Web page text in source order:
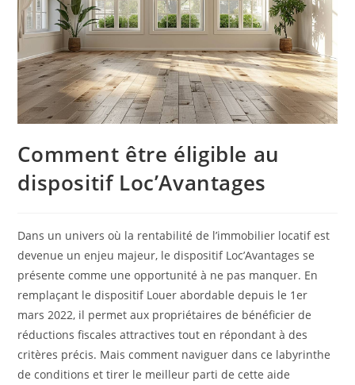
Comment être éligible au
dispositif Loc’Avantages
Dans un univers où la rentabilité de l’immobilier locatif est
devenue un enjeu majeur, le dispositif Loc’Avantages se
présente comme une opportunité à ne pas manquer. En
remplaçant le dispositif Louer abordable depuis le 1er
mars 2022, il permet aux propriétaires de bénéficier de
réductions fiscales attractives tout en répondant à des
critères précis. Mais comment naviguer dans ce labyrinthe
de conditions et tirer le meilleur parti de cette aide